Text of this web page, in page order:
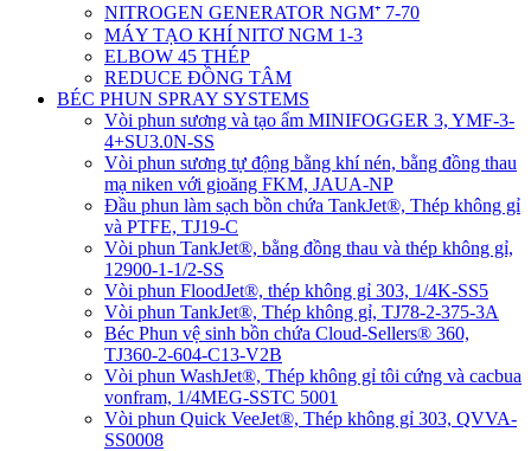
NITROGEN GENERATOR NGM⁺ 7-70
MÁY TẠO KHÍ NITƠ NGM 1-3
ELBOW 45 THÉP
REDUCE ĐỒNG TÂM
BÉC PHUN SPRAY SYSTEMS
Vòi phun sương và tạo ẩm MINIFOGGER 3, YMF-3-
4+SU3.0N-SS
Vòi phun sương tự động bằng khí nén, bằng đồng thau
mạ niken với gioăng FKM, JAUA-NP
Đầu phun làm sạch bồn chứa TankJet®, Thép không gỉ
và PTFE, TJ19-C
Vòi phun TankJet®, bằng đồng thau và thép không gỉ,
12900-1-1/2-SS
Vòi phun FloodJet®, thép không gỉ 303, 1/4K-SS5
Vòi phun TankJet®, Thép không gỉ, TJ78-2-375-3A
Béc Phun vệ sinh bồn chứa Cloud-Sellers® 360,
TJ360-2-604-C13-V2B
Vòi phun WashJet®, Thép không gỉ tôi cứng và cacbua
vonfram, 1/4MEG-SSTC 5001
Vòi phun Quick VeeJet®, Thép không gỉ 303, QVVA-
SS0008